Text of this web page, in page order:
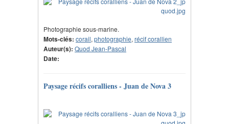
Photographie sous-marine.
Mots-clés: corail,photographie,récif corallien
Auteur(s): Quod Jean-Pascal
Date:
Paysage récifs coralliens - Juan de Nova 3